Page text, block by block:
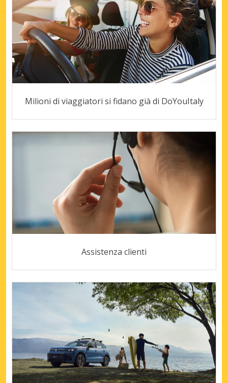
Milioni di viaggiatori si fidano già di DoYouItaly
Assistenza clienti